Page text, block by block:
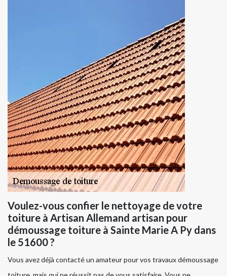
Voulez-vous confier le nettoyage de votre
toiture à Artisan Allemand artisan pour
démoussage toiture à Sainte Marie A Py dans
le 51600 ?
Vous avez déjà contacté un amateur pour vos travaux démoussage